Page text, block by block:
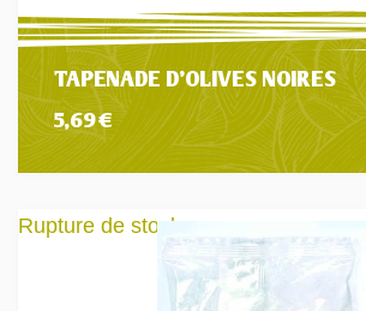
TAPENADE D’OLIVES NOIRES
5,69€
Rupture de stock